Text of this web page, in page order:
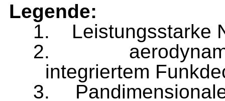
Legende:
1.
Leistungsstarke
2.
integriertem
3.